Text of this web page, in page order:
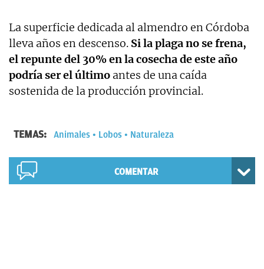
La superficie dedicada al almendro en Córdoba
lleva años en descenso. Si la plaga no se frena,
el repunte del 30% en la cosecha de este año
podría ser el último antes de una caída
sostenida de la producción provincial.
TEMAS: Animales Lobos Naturaleza
COMENTAR